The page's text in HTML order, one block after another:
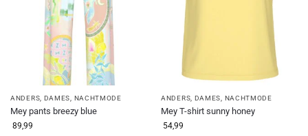
ANDERS, DAMES, NACHTMODE
Mey pants breezy blue
89,99
ANDERS, DAMES, NACHTMODE
Mey T-shirt sunny honey
54,99